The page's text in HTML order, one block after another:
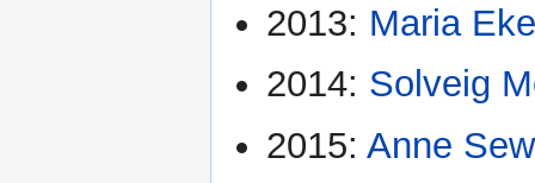
2013: Maria
2014: Solveig
2015:Anne